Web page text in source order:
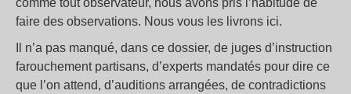
faire des observations. Nous vous les livrons ici.
Il n’a pas manqué, dans ce dossier, de juges d’instruction
farouchement partisans, d’experts mandatés pour dire ce
que l’on attend, d’auditions arrangées, de contradictions